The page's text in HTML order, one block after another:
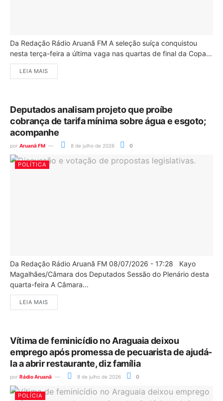
Da Redação Rádio Aruanã FM A seleção suíça conquistou
nesta terça-feira a última vaga nas quartas de final da Copa...
LEIA MAIS
Deputados analisam projeto que proíbe
cobrança de tarifa mínima sobre água e esgoto;
acompanhe
por Aruanã FM 8 de julho de 2026 0
POLÍTICA
Da Redação Rádio Aruanã FM 08/07/2026 - 17:28 Kayo
Magalhães/Câmara dos Deputados Sessão do Plenário desta
quarta-feira A Câmara...
LEIA MAIS
Vítima de feminicídio no Araguaia deixou
emprego após promessa de pecuarista de ajudá-
la a abrir restaurante, diz família
por Rádio Aruanã 8 de julho de 2026 0
POLÍCIA